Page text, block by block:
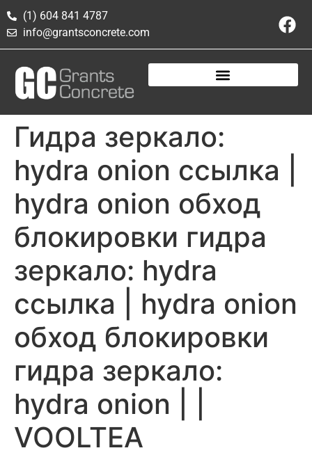
(1) 604 841 4787
info@grantsconcrete.com
Гидра зеркало:
hydra onion ссылка |
hydra onion обход
блокировки гидра
зеркало: hydra
ссылка | hydra onion
обход блокировки
гидра зеркало:
hydra onion | |
VOOLTEA